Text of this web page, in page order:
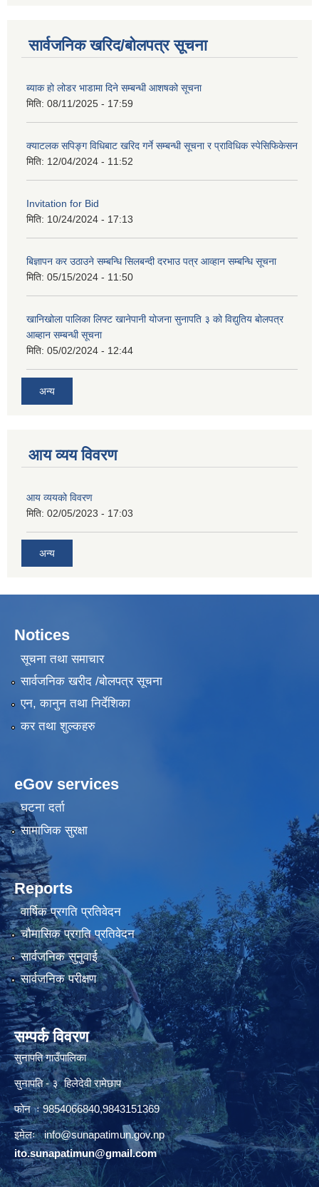
सार्वजनिक खरिद/बोलपत्र सूचना
ब्याक हो लोडर भाडामा दिने सम्बन्धी आशषको सूचना
मिति: 08/11/2025 - 17:59
क्याटलक सपिङ्ग विधिबाट खरिद गर्ने सम्बन्धी सूचना र प्राविधिक स्पेसिफिकेसन
मिति: 12/04/2024 - 11:52
Invitation for Bid
मिति: 10/24/2024 - 17:13
बिज्ञापन कर उठाउने सम्बन्धि सिलबन्दी दरभाउ पत्र आव्हान सम्बन्धि सूचना
मिति: 05/15/2024 - 11:50
खानिखोला पालिका लिफ्ट खानेपानी योजना सुनापति ३ को विद्युतिय बोलपत्र
आब्हान सम्बन्धी सूचना
मिति: 05/02/2024 - 12:44
अन्य
आय व्यय विवरण
आय व्ययको विवरण
मिति: 02/05/2023 - 17:03
अन्य
Notices
सूचना तथा समाचार
सार्वजनिक खरीद /बोलपत्र सूचना
एन, कानुन तथा निर्देशिका
कर तथा शुल्कहरु
eGov services
घटना दर्ता
सामाजिक सुरक्षा
Reports
वार्षिक प्रगति प्रतिवेदन
चौमासिक प्रगति प्रतिवेदन
सार्वजनिक सुनुवाई
सार्वजनिक परीक्षण
सम्पर्क विवरण
सुनापति गाउँपालिका
सुनापति - ३ हिलेदेवी रामेछाप
फोन ः 9854066840,9843151369
इमेलः info@sunapatimun.gov.np
ito.sunapatimun@gmail.com